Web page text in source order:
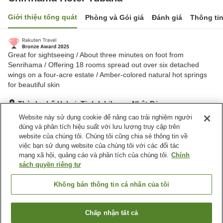
Giới thiệu tổng quát Phòng và Gói giá Đánh giá Thông
Great for sightseeing / About three minutes on foot from
Senrihama / Offering 18 rooms spread out over six detached
wings on a four-acre estate / ​Amber-colored natural hot springs
for beautiful skin
Thành phố Hakui, Tỉnh Ishikawa, Nhật Bản
Hiển thị trên bản đồ
Tuyệt vời Đánh giá:216 lượt
Tiện nghi chỗ nghỉ
Bãi đỗ xe
Xông hơi
Hồ bơi
Tỉnh Ishikawa
Tìm phòng trống
Website này sử dụng cookie để nâng cao trải nghiệm người
dùng và phân tích hiệu suất với lưu lượng truy cập trên
website của chúng tôi. Chúng tôi cũng chia sẻ thông tin về
việc bạn sử dụng website của chúng tôi với các đối tác
mạng xã hội, quảng cáo và phân tích của chúng tôi. Chính
sách quyền riêng tư
Không bán thông tin cá nhân của tôi
Chấp nhận tất cả